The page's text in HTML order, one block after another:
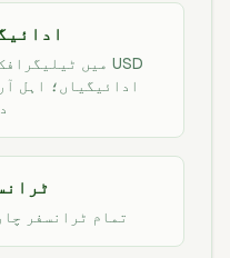
تمام ٹرانسفر